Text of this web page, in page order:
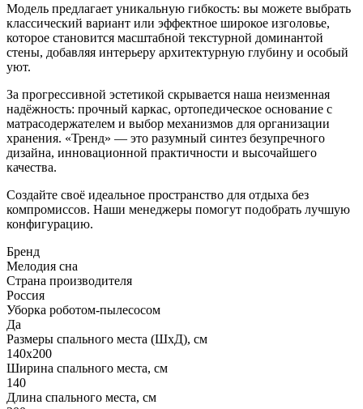
Модель предлагает уникальную гибкость: вы можете выбрать
классический вариант или эффектное широкое изголовье,
которое становится масштабной текстурной доминантой
стены, добавляя интерьеру архитектурную глубину и особый
уют.
За прогрессивной эстетикой скрывается наша неизменная
надёжность: прочный каркас, ортопедическое основание с
матрасодержателем и выбор механизмов для организации
хранения. «Тренд» — это разумный синтез безупречного
дизайна, инновационной практичности и высочайшего
качества.
Создайте своё идеальное пространство для отдыха без
компромиссов. Наши менеджеры помогут подобрать лучшую
конфигурацию.
Бренд
Мелодия сна
Страна производителя
Россия
Уборка роботом-пылесосом
Да
Размеры спального места (ШхД), см
140х200
Ширина спального места, см
140
Длина спального места, см